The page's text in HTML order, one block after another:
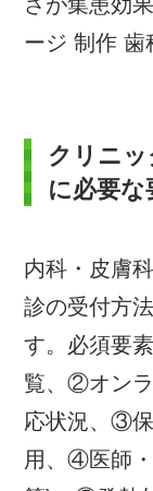
ージ 制作 歯
クリニ
に必要
内科・皮膚
診の受付方
す。必須要
覧、②オン
応状況、③
用、④医師